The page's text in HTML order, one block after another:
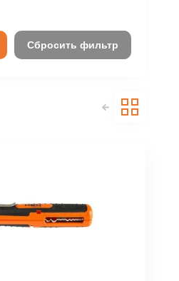
Сбросить фильтр